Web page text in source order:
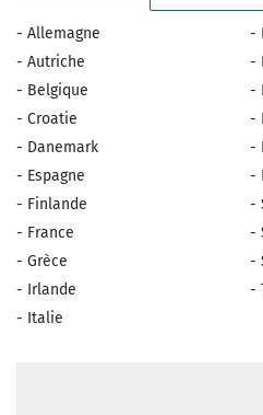
- Allemagne
- Autriche
- Belgique
- Croatie
- Danemark
- Espagne
- Finlande
- France
- Grèce
- Irlande
- Italie
-
-
-
-
-
-
-
-
-
-